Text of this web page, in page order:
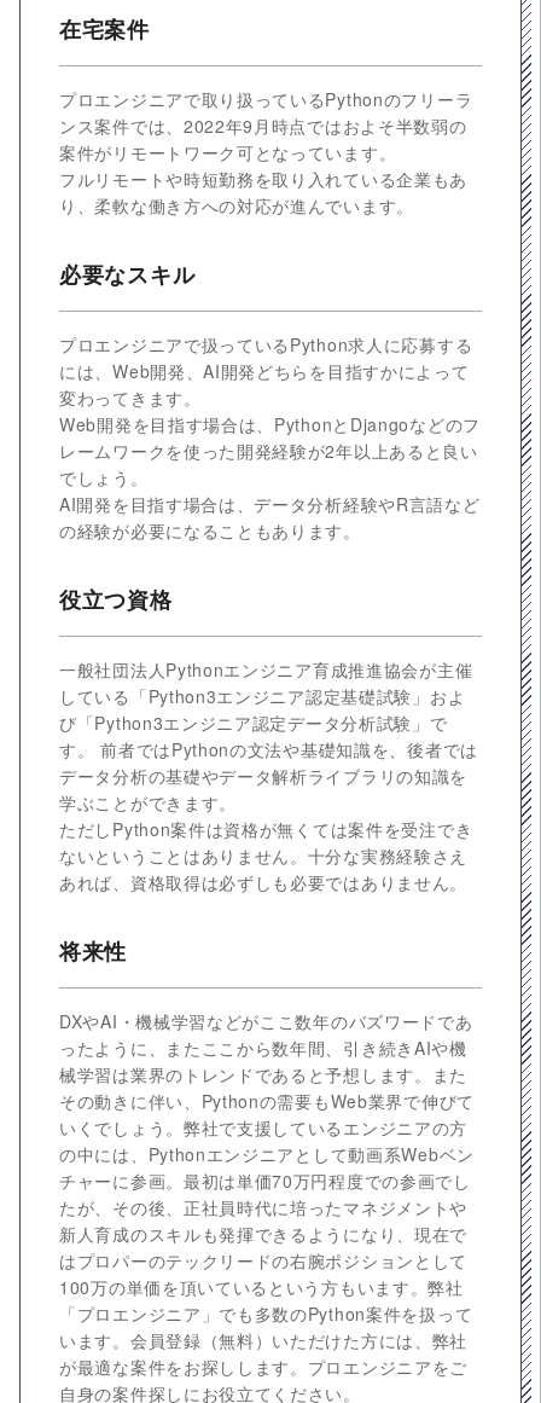
在宅案件
プロエンジニアで取り扱っているPythonのフリーラ
ンス案件では、2022年9月時点ではおよそ半数弱の
案件がリモートワーク可となっています。
フルリモートや時短勤務を取り入れている企業もあ
り、柔軟な働き方への対応が進んでいます。
必要なスキル
プロエンジニアで扱っているPython求人に応募する
には、Web開発、AI開発どちらを目指すかによって
変わってきます。
Web開発を目指す場合は、PythonとDjangoなどのフ
レームワークを使った開発経験が2年以上あると良い
でしょう。
AI開発を目指す場合は、データ分析経験やR言語など
の経験が必要になることもあります。
役立つ資格
一般社団法人Pythonエンジニア育成推進協会が主催
している「Python3エンジニア認定基礎試験」およ
び「Python3エンジニア認定データ分析試験」で
す。 前者ではPythonの文法や基礎知識を、後者では
データ分析の基礎やデータ解析ライブラリの知識を
学ぶことができます。
ただしPython案件は資格が無くては案件を受注でき
ないということはありません。十分な実務経験さえ
あれば、資格取得は必ずしも必要ではありません。
将来性
DXやAI・機械学習などがここ数年のバズワードであ
ったように、またここから数年間、引き続きAIや機
械学習は業界のトレンドであると予想します。また
その動きに伴い、Pythonの需要もWeb業界で伸びて
いくでしょう。弊社で支援しているエンジニアの方
の中には、Pythonエンジニアとして動画系Webベン
チャーに参画。最初は単価70万円程度での参画でし
たが、その後、正社員時代に培ったマネジメントや
新人育成のスキルも発揮できるようになり、現在で
はプロパーのテックリードの右腕ポジションとして
100万の単価を頂いているという方もいます。弊社
「プロエンジニア」でも多数のPython案件を扱って
います。会員登録（無料）いただけた方には、弊社
が最適な案件をお探しします。プロエンジニアをご
自身の案件探しにお役立てください。